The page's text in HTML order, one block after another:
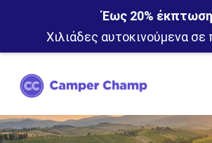
Έως 20% έκπτωση
Χιλιάδες αυτοκινούμενα